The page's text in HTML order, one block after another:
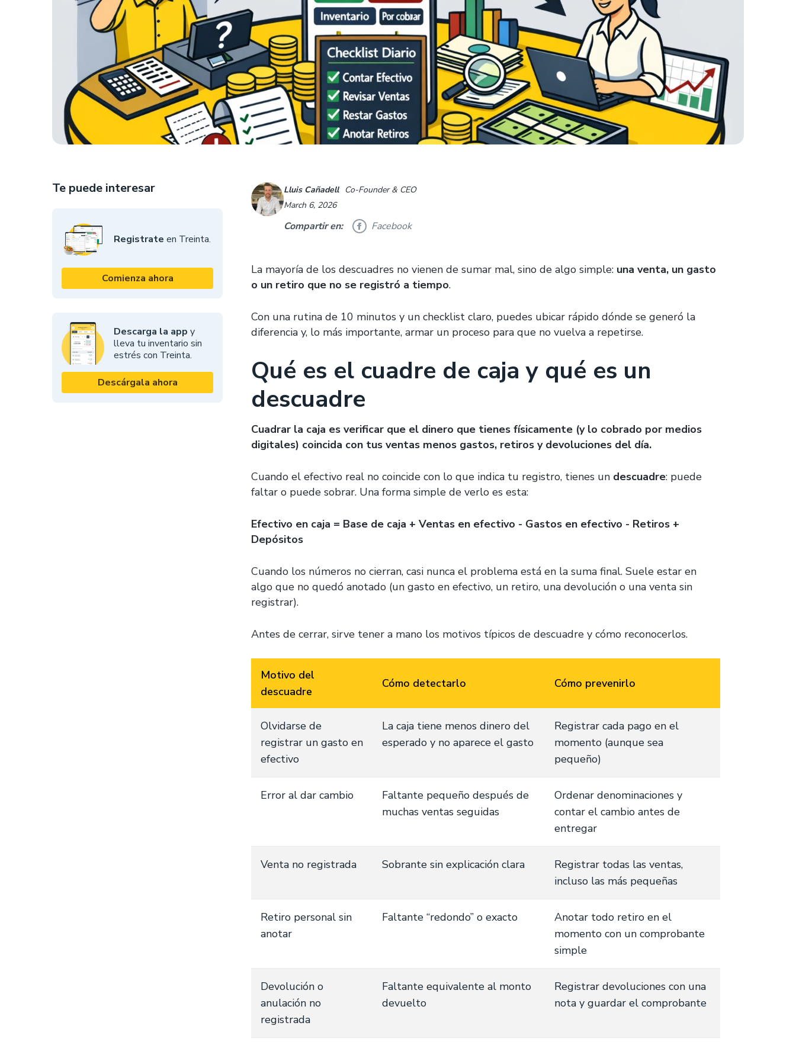
Te puede interesar
Registrate en Treinta.
Comienza ahora
Descarga la app y
lleva tu inventario sin
estrés con Treinta.
Descárgala ahora
Lluis Cañadell
Co-Founder & CEO
March 6, 2026
Compartir en: Facebook
La mayoría de los descuadres no vienen de sumar mal, sino de algo simple: una venta, un gasto
o un retiro que no se registró a tiempo.
Con una rutina de 10 minutos y un checklist claro, puedes ubicar rápido dónde se generó la
diferencia y, lo más importante, armar un proceso para que no vuelva a repetirse.
Qué es el cuadre de caja y qué es un
descuadre
Cuadrar la caja es verificar que el dinero que tienes físicamente (y lo cobrado por medios
digitales) coincida con tus ventas menos gastos, retiros y devoluciones del día.
Cuando el efectivo real no coincide con lo que indica tu registro, tienes un descuadre: puede
faltar o puede sobrar. Una forma simple de verlo es esta:
Efectivo en caja = Base de caja + Ventas en efectivo - Gastos en efectivo - Retiros +
Depósitos
Cuando los números no cierran, casi nunca el problema está en la suma final. Suele estar en
algo que no quedó anotado (un gasto en efectivo, un retiro, una devolución o una venta sin
registrar).
Antes de cerrar, sirve tener a mano los motivos típicos de descuadre y cómo reconocerlos.
Motivo del
descuadre
Cómo detectarlo Cómo prevenirlo
Olvidarse de
registrar un gasto en
efectivo
La caja tiene menos dinero del
esperado y no aparece el gasto
Registrar cada pago en el
momento (aunque sea
pequeño)
Error al dar cambio
Faltante pequeño después de
muchas ventas seguidas
Ordenar denominaciones y
contar el cambio antes de
entregar
Venta no registrada Sobrante sin explicación clara
Registrar todas las ventas,
incluso las más pequeñas
Retiro personal sin
anotar
Faltante “redondo” o exacto
Anotar todo retiro en el
momento con un comprobante
simple
Devolución o
anulación no
registrada
Faltante equivalente al monto
devuelto
Registrar devoluciones con una
nota y guardar el comprobante